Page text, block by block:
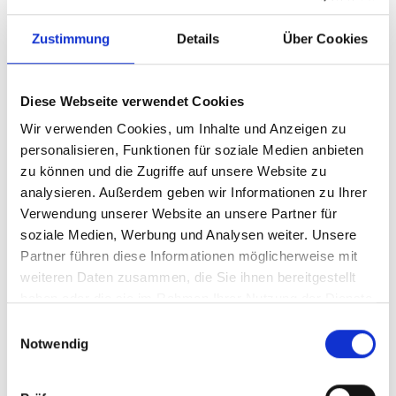
Zustimmung Details Über Cookies
Diese Webseite verwendet Cookies
Wir verwenden Cookies, um Inhalte und Anzeigen zu
personalisieren, Funktionen für soziale Medien anbieten
zu können und die Zugriffe auf unsere Website zu
analysieren. Außerdem geben wir Informationen zu Ihrer
Verwendung unserer Website an unsere Partner für
soziale Medien, Werbung und Analysen weiter. Unsere
Partner führen diese Informationen möglicherweise mit
weiteren Daten zusammen, die Sie ihnen bereitgestellt
Notwendig
Zitronensäure, um die Zähne aufzuhellen. Davon raten wir
dringend ab – denn während Backpulver Granulate enthält,
die wie Aktivkohle einen Schleifpapier-Effekt haben, greift
die hochaggressive Zitronensäure den Zahnschmelz direkt
also der Kariesvorbeugung und sorgt langfristig für hellere
Zähne. Doch Achtung: Kokosöl ist kein Ersatz für Zahnpasta.
Sie sollten es also ausschließlich als Zusatzmittel zur
regulären Zahnpflege verwenden.
Professionelle Zahnaufhellung: Wir
beraten Sie gern.
Weiße Zähne sind zwar optisch schön, stehen aber nicht
pauschal für gesunde Zähne. Von den ästhetischen
wie sie z.B. durch den Genuss von Kaffee oder Tee